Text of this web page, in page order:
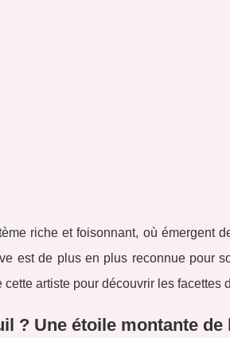
riche et foisonnant, où émergent
est de plus en plus reconnue pour
artiste pour découvrir les
? Une étoile montante de